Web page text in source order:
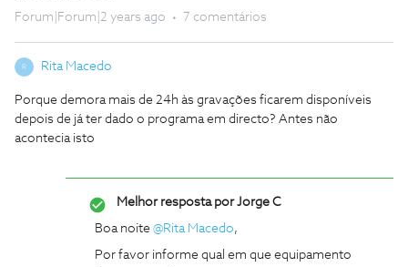
Forum|Forum|2 years ago 7 comentários
R Rita Macedo
Porque demora mais de 24h às gravações ficarem disponíveis
depois de já ter dado o programa em directo? Antes não
acontecia isto
Melhor resposta porJorge C
Boa noite @Rita Macedo,
Por favor informe qual em que equipamento